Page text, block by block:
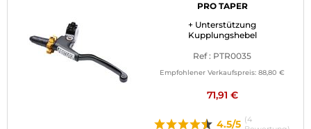
PRO TAPER
+ Unterstützung
Kupplungshebel
Ref : PTR0035
Empfohlener Verkaufspreis: 88,80 €
71,91 €
4.5/5 (4